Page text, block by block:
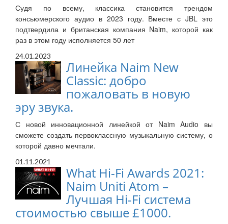
Судя по всему, классика становится трендом
консьюмерского аудио в 2023 году. Вместе с JBL это
подтвердила и британская компания Naim, которой как
раз в этом году исполняется 50 лет
24.01.2023
Линейка Naim New
Classic: добро
пожаловать в новую
эру звука.
С новой инновационной линейкой от Naim Audio вы
сможете создать первоклассную музыкальную систему, о
которой давно мечтали.
01.11.2021
What Hi-Fi Awards 2021:
Naim Uniti Atom –
Лучшая Hi-Fi система
стоимостью свыше £1000.